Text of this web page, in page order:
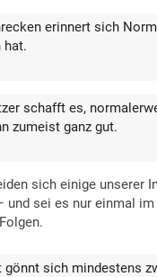
erinnert sich
hat.
schafft es,
zumeist ganz gut.
sich einige unserer
und sei es nur einmal
gönnt sich mindestens